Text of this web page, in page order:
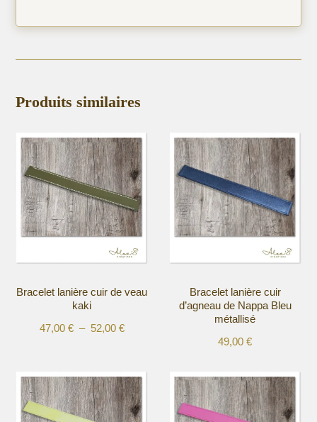
Produits similaires
Bracelet lanière cuir de veau
kaki
47,00 € – 52,00 €Plage
47,00 €
à
52,00 €
plusieurs
variations.
Bracelet lanière cuir
d’agneau de Nappa Bleu
métallisé
49,00€
plusieurs
variations.